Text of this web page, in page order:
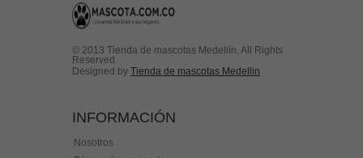
© 2013 Tienda de mascotas Medellín. All Rights
Reserved.
Designed by Tienda de mascotas Medellin
INFORMACIÓN
Nosotros